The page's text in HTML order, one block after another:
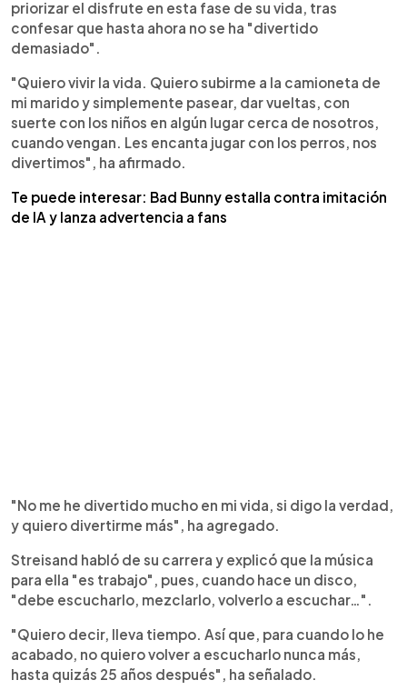
priorizar el disfrute en esta fase de su vida, tras
confesar que hasta ahora no se ha "divertido
demasiado".
"Quiero vivir la vida. Quiero subirme a la camioneta de
mi marido y simplemente pasear, dar vueltas, con
suerte con los niños en algún lugar cerca de nosotros,
cuando vengan. Les encanta jugar con los perros, nos
divertimos", ha afirmado.
Te puede interesar: Bad Bunny estalla contra imitación
de IA y lanza advertencia a fans
"No me he divertido mucho en mi vida, si digo la verdad,
y quiero divertirme más", ha agregado.
Streisand habló de su carrera y explicó que la música
para ella "es trabajo", pues, cuando hace un disco,
"debe escucharlo, mezclarlo, volverlo a escuchar…".
"Quiero decir, lleva tiempo. Así que, para cuando lo he
acabado, no quiero volver a escucharlo nunca más,
hasta quizás 25 años después", ha señalado.